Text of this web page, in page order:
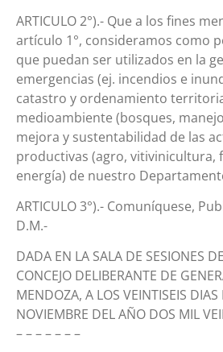
ARTICULO 2°).- Que a los fines
artículo 1°, consideramos como
que puedan ser utilizados en la
emergencias (ej. incendios e
catastro y ordenamiento
medioambiente (bosques,
mejora y sustentabilidad de las
productivas (agro, vitivinicultura,
energía) de nuestro
ARTICULO 3°).- Comuníquese,
D.M.-
DADA EN LA SALA DE SESIONES
CONCEJO DELIBERANTE DE
MENDOZA, A LOS VEINTISEIS DIAS
NOVIEMBRE DEL AÑO DOS MIL
– – – – – – –